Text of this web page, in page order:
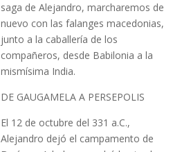
saga de Alejandro, marcharemos de
nuevo con las falanges macedonias,
junto a la caballería de los
compañeros, desde Babilonia a la
mismísima India.
DE GAUGAMELA A PERSEPOLIS
El 12 de octubre del 331 a.C.,
Alejandro dejó el campamento de